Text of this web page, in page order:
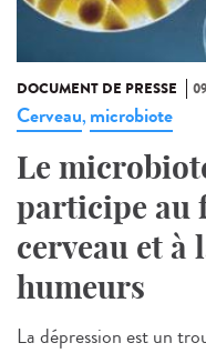
DOCUMENT DE PRESSE
Cerveau, microbiote
Le
participe au
cerveau et à
humeurs
La dépression est un